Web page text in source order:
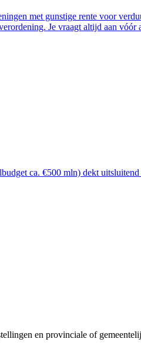
met gunstige rente voor
Je vraagt altijd aan vóór
ca. €500 mln) dekt
en provinciale of